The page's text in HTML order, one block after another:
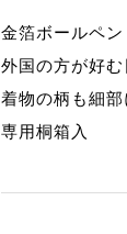
金箔ボールペ
外国の方が好む
着物の柄も細部
専用桐箱入